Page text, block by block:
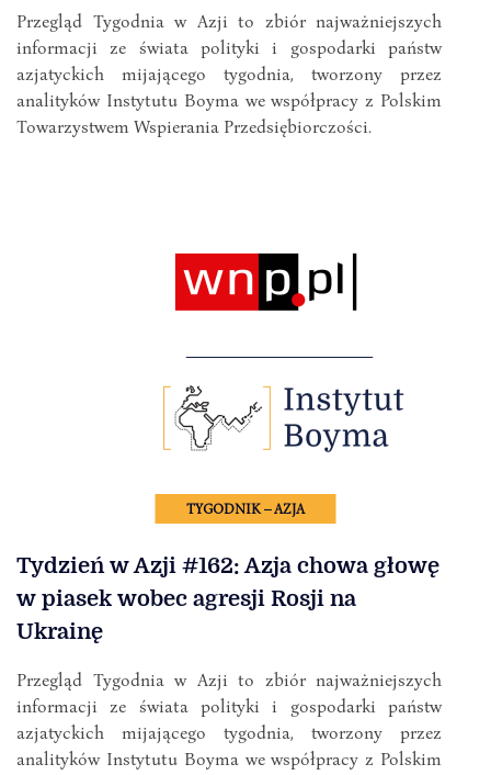
Przegląd Tygodnia w Azji to zbiór najważniejszych
informacji ze świata polityki i gospodarki państw
azjatyckich mijającego tygodnia, tworzony przez
analityków Instytutu Boyma we współpracy z Polskim
Towarzystwem Wspierania Przedsiębiorczości.
TYGODNIK – AZJA
Tydzień w Azji #162: Azja chowa głowę
w piasek wobec agresji Rosji na
Ukrainę
Przegląd Tygodnia w Azji to zbiór najważniejszych
informacji ze świata polityki i gospodarki państw
azjatyckich mijającego tygodnia, tworzony przez
analityków Instytutu Boyma we współpracy z Polskim